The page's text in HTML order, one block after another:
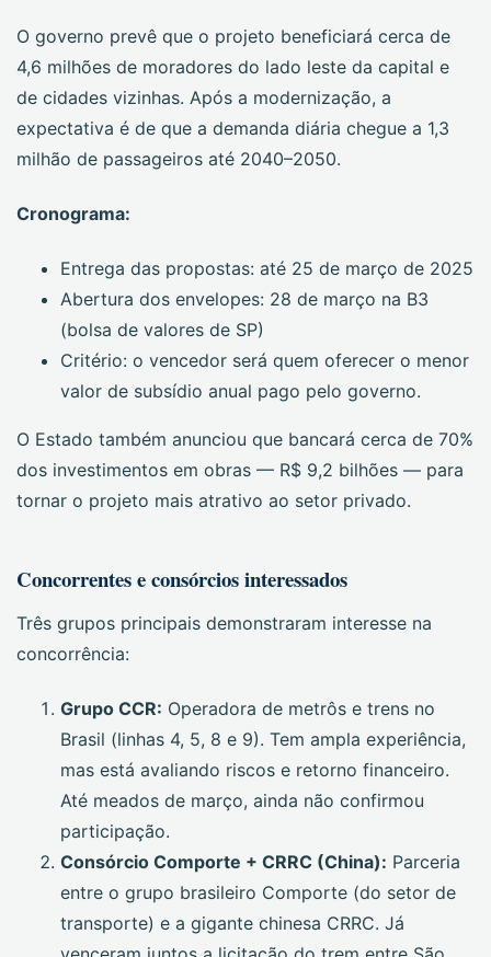
O governo prevê que o projeto beneficiará cerca de
4,6 milhões de moradores do lado leste da capital e
de cidades vizinhas. Após a modernização, a
expectativa é de que a demanda diária chegue a 1,3
milhão de passageiros até 2040–2050.
Cronograma:
Entrega das propostas: até 25 de março de 2025
Abertura dos envelopes: 28 de março na B3
(bolsa de valores de SP)
Critério: o vencedor será quem oferecer o menor
valor de subsídio anual pago pelo governo.
O Estado também anunciou que bancará cerca de 70%
dos investimentos em obras — R$ 9,2 bilhões — para
tornar o projeto mais atrativo ao setor privado.
Concorrentes e consórcios interessados
Três grupos principais demonstraram interesse na
concorrência:
Grupo CCR: Operadora de metrôs e trens no
Brasil (linhas 4, 5, 8 e 9). Tem ampla experiência,
mas está avaliando riscos e retorno financeiro.
Até meados de março, ainda não confirmou
participação.
Consórcio Comporte + CRRC (China): Parceria
entre o grupo brasileiro Comporte (do setor de
transporte) e a gigante chinesa CRRC. Já